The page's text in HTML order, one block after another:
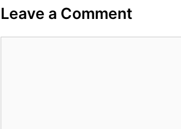
Leave a Comment